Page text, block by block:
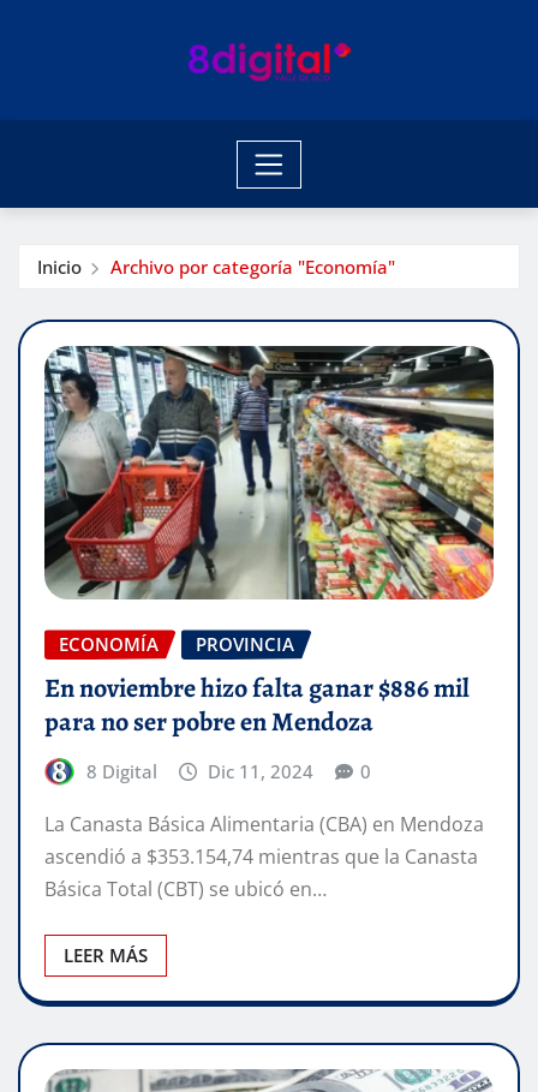
Inicio Archivo por categoría "Economía"
ECONOMÍA PROVINCIA
En noviembre hizo falta ganar $886 mil
para no ser pobre en Mendoza
8 Digital Dic 11, 2024 0
La Canasta Básica Alimentaria (CBA) en Mendoza
ascendió a $353.154,74 mientras que la Canasta
Básica Total (CBT) se ubicó en…
LEER MÁS